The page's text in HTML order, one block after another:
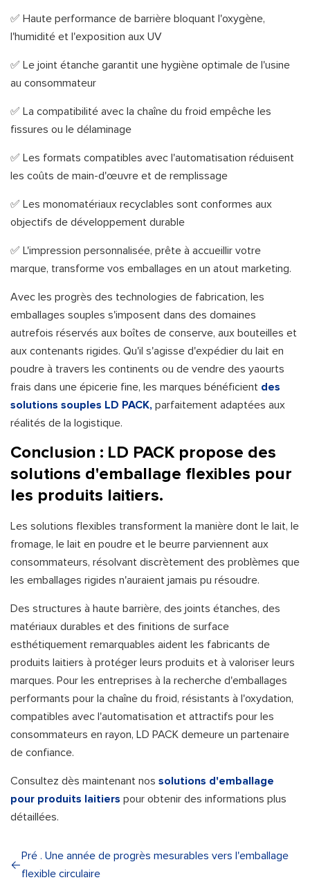
✅ Haute performance de barrière bloquant l'oxygène,
l'humidité et l'exposition aux UV
✅ Le joint étanche garantit une hygiène optimale de l'usine
au consommateur
✅ La compatibilité avec la chaîne du froid empêche les
fissures ou le délaminage
✅ Les formats compatibles avec l'automatisation réduisent
les coûts de main-d'œuvre et de remplissage
✅ Les monomatériaux recyclables sont conformes aux
objectifs de développement durable
✅ L'impression personnalisée, prête à accueillir votre
marque, transforme vos emballages en un atout marketing.
Avec les progrès des technologies de fabrication, les
emballages souples s'imposent dans des domaines
autrefois réservés aux boîtes de conserve, aux bouteilles et
aux contenants rigides. Qu'il s'agisse d'expédier du lait en
poudre à travers les continents ou de vendre des yaourts
frais dans une épicerie fine, les marques bénéficient des
solutions souples LD PACK, parfaitement adaptées aux
réalités de la logistique.
Conclusion : LD PACK propose des
solutions d'emballage flexibles pour
les produits laitiers.
Les solutions flexibles transforment la manière dont le lait, le
fromage, le lait en poudre et le beurre parviennent aux
consommateurs, résolvant discrètement des problèmes que
les emballages rigides n'auraient jamais pu résoudre.
Des structures à haute barrière, des joints étanches, des
matériaux durables et des finitions de surface
esthétiquement remarquables aident les fabricants de
produits laitiers à protéger leurs produits et à valoriser leurs
marques. Pour les entreprises à la recherche d'emballages
performants pour la chaîne du froid, résistants à l'oxydation,
compatibles avec l'automatisation et attractifs pour les
consommateurs en rayon, LD PACK demeure un partenaire
de confiance.
Consultez dès maintenant nos solutions d'emballage
pour produits laitiers pour obtenir des informations plus
détaillées.
Pré . Une année de progrès mesurables vers l'emballage
flexible circulaire